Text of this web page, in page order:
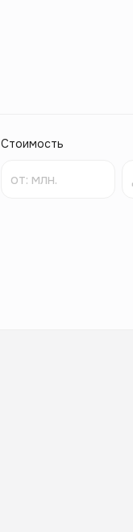
Стоимость